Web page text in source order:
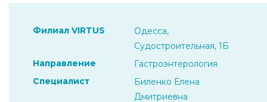
Филиал VIRTUS
Одесса,
Судостроительная, 1Б
Направление
Гастроэнтерология
Специалист
Биленко Елена
Дмитриевна